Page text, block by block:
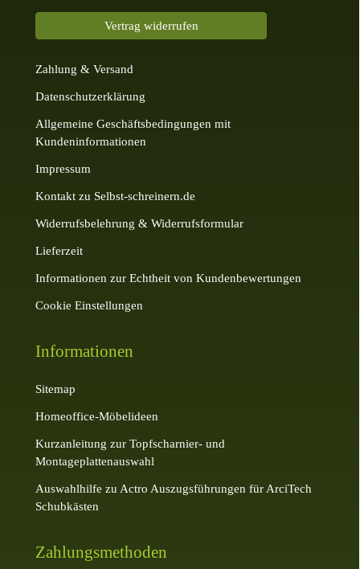
Vertrag widerrufen
Zahlung & Versand
Datenschutzerklärung
Allgemeine Geschäftsbedingungen mit
Kundeninformationen
Impressum
Kontakt zu Selbst-schreinern.de
Widerrufsbelehrung & Widerrufsformular
Lieferzeit
Informationen zur Echtheit von Kundenbewertungen
Cookie Einstellungen
Informationen
Sitemap
Homeoffice-Möbelideen
Kurzanleitung zur Topfscharnier- und
Montageplattenauswahl
Auswahlhilfe zu Actro Auszugsführungen für ArciTech
Schubkästen
Zahlungsmethoden